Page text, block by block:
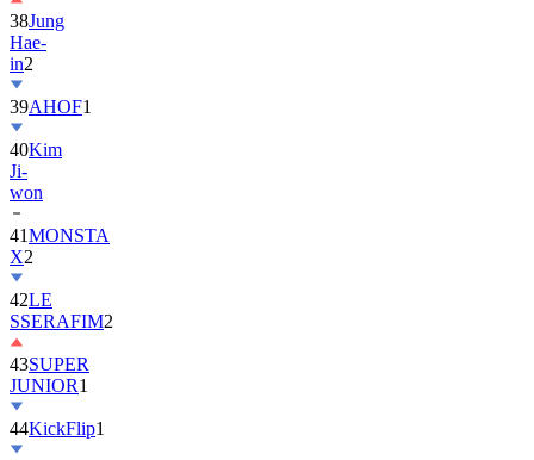
38Jung
Hae-
in2
39AHOF1
40Kim
Ji-
won
41MONSTA
X2
42LE
SSERAFIM2
43SUPER
JUNIOR1
44KickFlip1